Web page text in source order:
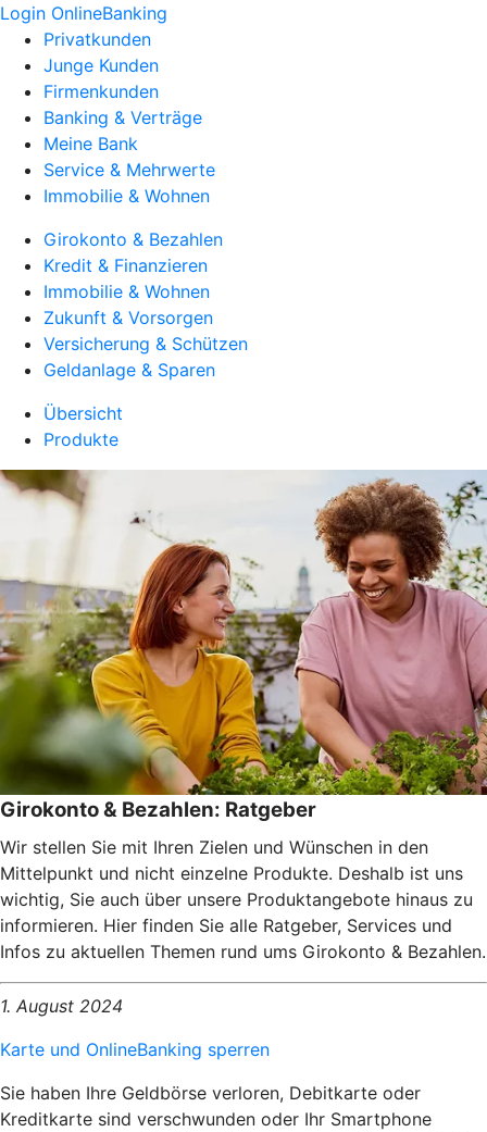
Login OnlineBanking
Privatkunden
Junge Kunden
Firmenkunden
Banking & Verträge
Meine Bank
Service & Mehrwerte
Immobilie & Wohnen
Girokonto & Bezahlen
Kredit & Finanzieren
Immobilie & Wohnen
Zukunft & Vorsorgen
Versicherung & Schützen
Geldanlage & Sparen
Übersicht
Produkte
Girokonto & Bezahlen: Ratgeber
Wir stellen Sie mit Ihren Zielen und Wünschen in den
Mittelpunkt und nicht einzelne Produkte. Deshalb ist uns
wichtig, Sie auch über unsere Produktangebote hinaus zu
informieren. Hier finden Sie alle Ratgeber, Services und
Infos zu aktuellen Themen rund ums Girokonto & Bezahlen.
1. August 2024
Karte und OnlineBanking sperren
Sie haben Ihre Geldbörse verloren, Debitkarte oder
Kreditkarte sind verschwunden oder Ihr Smartphone